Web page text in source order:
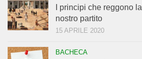
I principi che reggono
nostro partito
15 APRILE 2020
BACHECA